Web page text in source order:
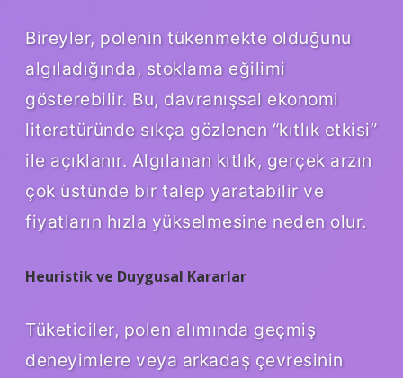
Bireyler, polenin tükenmekte olduğunu
algıladığında, stoklama eğilimi
gösterebilir. Bu, davranışsal ekonomi
literatüründe sıkça gözlenen “kıtlık etkisi”
ile açıklanır. Algılanan kıtlık, gerçek arzın
çok üstünde bir talep yaratabilir ve
fiyatların hızla yükselmesine neden olur.
Heuristik ve Duygusal Kararlar
Tüketiciler, polen alımında geçmiş
deneyimlere veya arkadaş çevresinin